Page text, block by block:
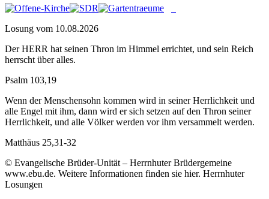
Losung vom 10.08.2026
Der HERR hat seinen Thron im Himmel errichtet, und sein Reich
herrscht über alles.
Psalm 103,19
Wenn der Menschensohn kommen wird in seiner Herrlichkeit und
alle Engel mit ihm, dann wird er sich setzen auf den Thron seiner
Herrlichkeit, und alle Völker werden vor ihm versammelt werden.
Matthäus 25,31-32
© Evangelische Brüder-Unität – Herrnhuter Brüdergemeine
www.ebu.de. Weitere Informationen finden sie hier. Herrnhuter
Losungen